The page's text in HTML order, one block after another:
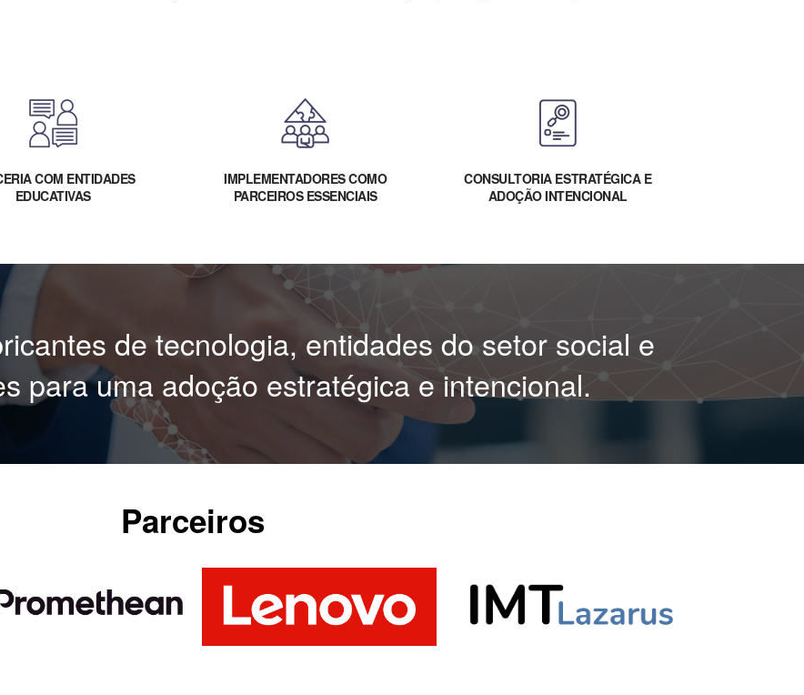
COM ENTIDADES
EDUCATIVAS
IMPLEMENTADORES COMO
PARCEIROS ESSENCIAIS
CONSULTORIA ESTRATÉGICA E
ADOÇÃO INTENCIONAL
de tecnologia, entidades do setor social e
para uma adoção estratégica e intencional.
Parceiros